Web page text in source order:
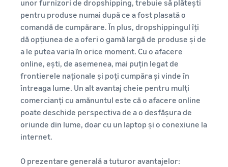
unor furnizori de dropshipping, trebuie să plătești
pentru produse numai după ce a fost plasată o
comandă de cumpărare. În plus, dropshippingul îți
dă opțiunea de a oferi o gamă largă de produse și de
a le putea varia în orice moment. Cu o afacere
online, ești, de asemenea, mai puțin legat de
frontierele naționale și poți cumpăra și vinde în
întreaga lume. Un alt avantaj cheie pentru mulți
comercianți cu amănuntul este că o afacere online
poate deschide perspectiva de a o desfășura de
oriunde din lume, doar cu un laptop și o conexiune la
internet.
O prezentare generală a tuturor avantajelor: